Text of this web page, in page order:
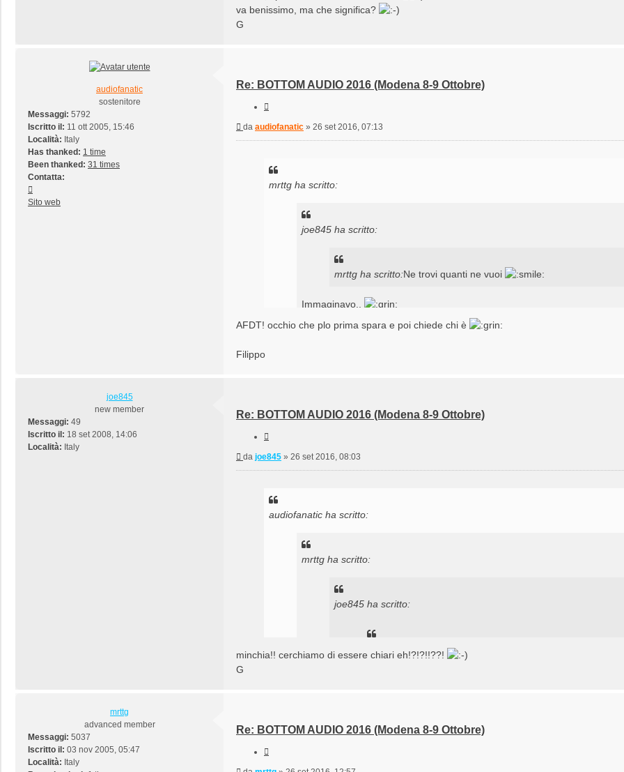
va benissimo, ma che significa?
G
audiofanatic
sostenitore
Messaggi: 5792
Iscritto il: 11 ott 2005, 15:46
Località: Italy
Has thanked: 1 time
Been thanked: 31 times
Contatta:
audiofanatic
Sito web
Re: BOTTOM AUDIO 2016 (Modena 8-9 Ottobre)
Messaggio
da audiofanatic » 26 set 2016, 07:13
mrttg ha scritto:
joe845 ha scritto:
mrttg ha scritto:Ne trovi quanti ne vuoi
Immaginavo..
Quando si arriva all'hotel c'e' una parola d'ordine o si chiede solo dove
AFDT! occhio che plo prima spara e poi chiede chi è
Filippo
joe845
new member
Messaggi: 49
Iscritto il: 18 set 2008, 14:06
Località: Italy
Re: BOTTOM AUDIO 2016 (Modena 8-9 Ottobre)
Messaggio
da joe845 » 26 set 2016, 08:03
audiofanatic ha scritto:
mrttg ha scritto:
joe845 ha scritto:
Ne trovi quanti ne vuoi
La parola segreta è ADFT
AFDT! occhio che plo prima spara e poi chiede chi è
minchia!! cerchiamo di essere chiari eh!?!?!!??!
G
mrttg
advanced member
Messaggi: 5037
Iscritto il: 03 nov 2005, 05:47
Località: Italy
Re: BOTTOM AUDIO 2016 (Modena 8-9 Ottobre)